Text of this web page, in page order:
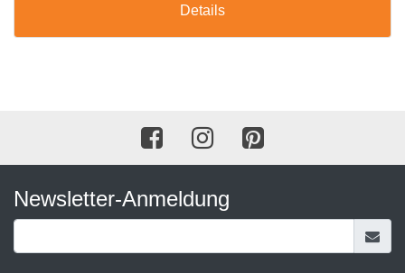
Details
Newsletter-Anmeldung